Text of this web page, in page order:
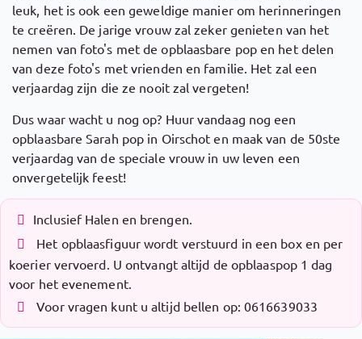
leuk, het is ook een geweldige manier om herinneringen
te creëren. De jarige vrouw zal zeker genieten van het
nemen van foto's met de opblaasbare pop en het delen
van deze foto's met vrienden en familie. Het zal een
verjaardag zijn die ze nooit zal vergeten!
Dus waar wacht u nog op? Huur vandaag nog een
opblaasbare Sarah pop in Oirschot en maak van de 50ste
verjaardag van de speciale vrouw in uw leven een
onvergetelijk feest!
Inclusief Halen en brengen.
Het opblaasfiguur wordt verstuurd in een box en per
koerier vervoerd. U ontvangt altijd de opblaaspop 1 dag
voor het evenement.
Voor vragen kunt u altijd bellen op: 0616639033